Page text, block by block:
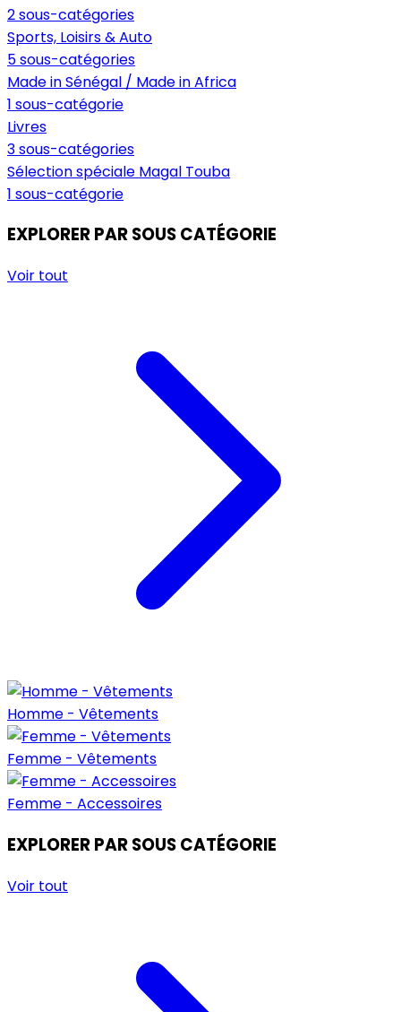
2 sous-catégories
Sports, Loisirs & Auto
5 sous-catégories
Made in Sénégal / Made in Africa
1 sous-catégorie
Livres
3 sous-catégories
Sélection spéciale Magal Touba
1 sous-catégorie
EXPLORER PAR SOUS CATÉGORIE
Voir tout
Homme - Vêtements
Femme - Vêtements
Femme - Accessoires
EXPLORER PAR SOUS CATÉGORIE
Voir tout